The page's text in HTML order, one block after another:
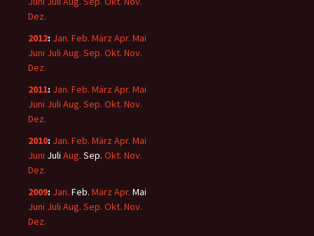
Dez.
2012: Jan. Feb. März Apr. Mai
Juni Juli Aug. Sep. Okt. Nov.
Dez.
2011: Jan. Feb. März Apr. Mai
Juni Juli Aug. Sep. Okt. Nov.
Dez.
2010: Jan. Feb. März Apr. Mai
Juni Juli Aug. Sep. Okt. Nov.
Dez.
2009: Jan. Feb. März Apr. Mai
Juni Juli Aug. Sep. Okt. Nov.
Dez.